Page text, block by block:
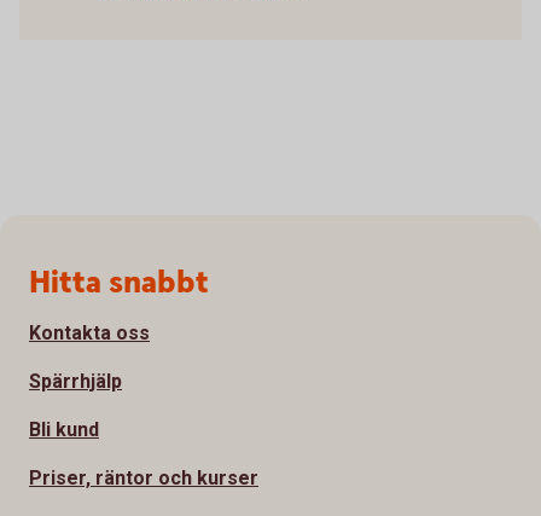
Sidfot
Hitta snabbt
Kontakta oss
Spärrhjälp
Bli kund
Priser, räntor och kurser